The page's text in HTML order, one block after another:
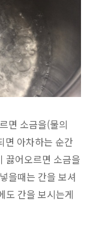
면 소금을(물의
면 아차하는 순간
끓어오르면 소금을
을때는 간을 보셔
도 간을 보시는게